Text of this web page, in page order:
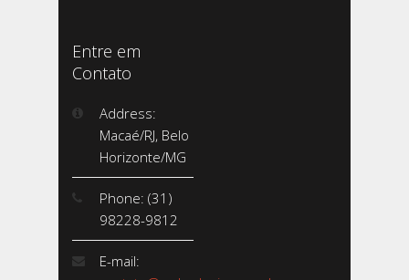
Entre em
Contato
Address:
Macaé/RJ, Belo
Horizonte/MG
Phone: (31)
98228-9812
E-mail: